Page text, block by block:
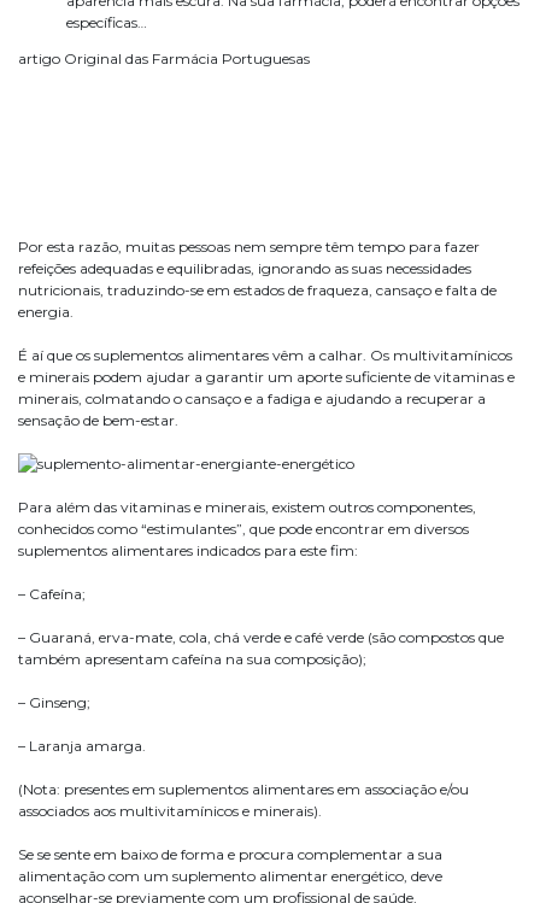
específicas…
artigo Original das Farmácia Portuguesas
Por esta razão, muitas pessoas nem sempre têm tempo para fazer
refeições adequadas e equilibradas, ignorando as suas necessidades
nutricionais, traduzindo-se em estados de fraqueza, cansaço e falta de
energia.
É aí que os suplementos alimentares vêm a calhar. Os multivitamínicos
e minerais podem ajudar a garantir um aporte suficiente de vitaminas e
minerais, colmatando o cansaço e a fadiga e ajudando a recuperar a
sensação de bem-estar.
Para além das vitaminas e minerais, existem outros componentes,
conhecidos como “estimulantes”, que pode encontrar em diversos
suplementos alimentares indicados para este fim:
– Cafeína;
– Guaraná, erva-mate, cola, chá verde e café verde (são compostos que
também apresentam cafeína na sua composição);
– Ginseng;
– Laranja amarga.
(Nota: presentes em suplementos alimentares em associação e/ou
associados aos multivitamínicos e minerais).
Se se sente em baixo de forma e procura complementar a sua
alimentação com um suplemento alimentar energético, deve
aconselhar-se previamente com um profissional de saúde,